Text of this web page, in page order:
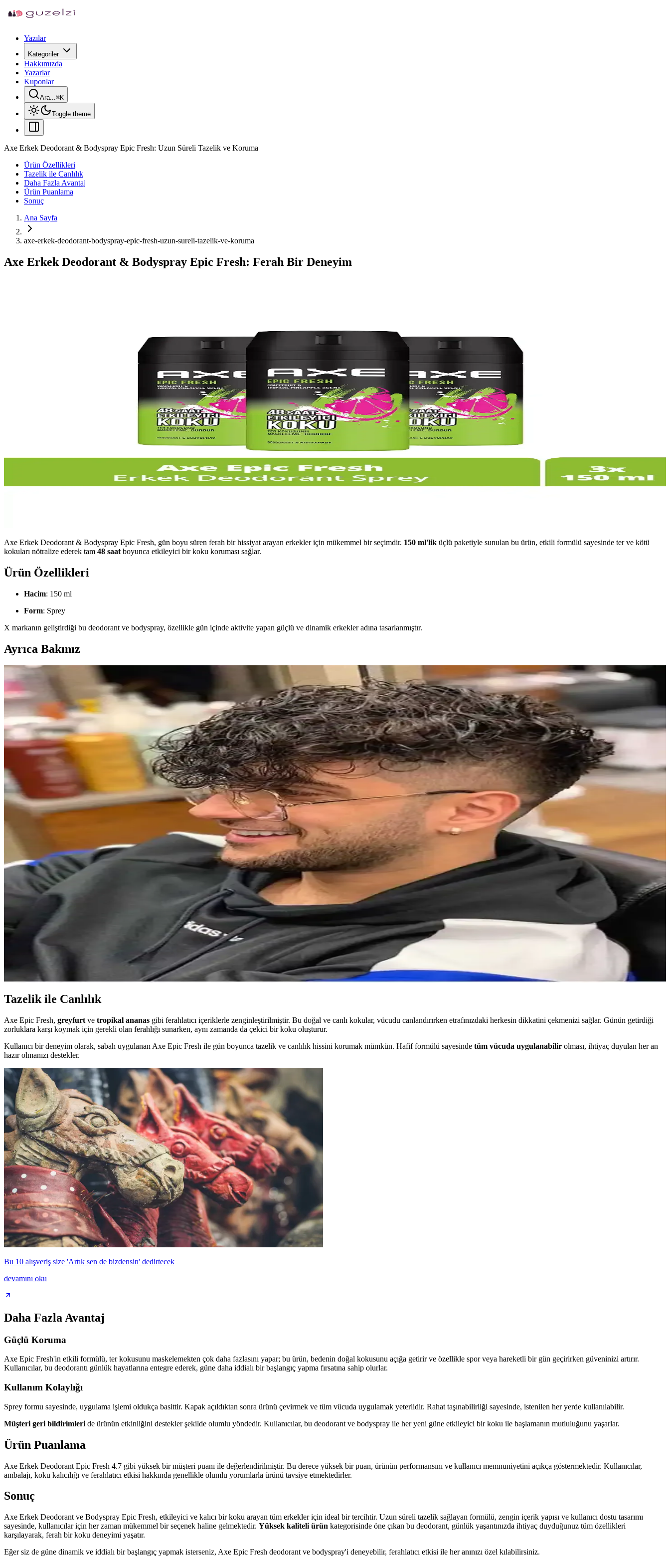
Yazılar
Kategoriler
Hakkımızda
Yazarlar
Kuponlar
Ara...⌘K
Toggle theme
Axe Erkek Deodorant & Bodyspray Epic Fresh: Uzun Süreli Tazelik ve Koruma
Ürün Özellikleri
Tazelik ile Canlılık
Daha Fazla Avantaj
Ürün Puanlama
Sonuç
Ana Sayfa
axe-erkek-deodorant-bodyspray-epic-fresh-uzun-sureli-tazelik-ve-koruma
Axe Erkek Deodorant & Bodyspray Epic Fresh: Ferah Bir Deneyim
Axe Erkek Deodorant & Bodyspray Epic Fresh, gün boyu süren ferah bir hissiyat arayan erkekler için mükemmel bir seçimdir. 150 ml'lik üçlü paketiyle sunulan bu ürün, etkili formülü sayesinde ter ve kötü
kokuları nötralize ederek tam 48 saat boyunca etkileyici bir koku koruması sağlar.
Ürün Özellikleri
Hacim: 150 ml
Form: Sprey
X markanın geliştirdiği bu deodorant ve bodyspray, özellikle gün içinde aktivite yapan güçlü ve dinamik erkekler adına tasarlanmıştır.
Ayrıca Bakınız
2024 Erkek Yüz Şekline Uygun Sakal ve Bakım Önerileri
2024 yılında yüz şekline uygun sakal stilleri ve bakım önerileriyle kişisel görünümünüzü geliştirin. Doğru sakal seçimi ve düzenli bakım, şıklığınızı artırır.
Clear Men Cool Sport Menthol Erkek Şampuanı: Kepeğe Karşı Uzun Süreli Koruma ve Ferahlatıcı Etki
Clear Men Cool Sport Menthol erkek şampuanı, 600 ml büyük boyutu ve etkili formülüyle saç derisini temizler, kepeğe karşı korur ve ferahlatıcı deneyim sunar.
Erkek Bileklikleri: Tarz ve Fonksiyonellik Arasında Denge Sağlayan Aksesuar Seçenekleri
Erkek bileklikleri, farklı tarz ve ihtiyaçlara uygun estetik ve fonksiyonel seçenekler sunar. Malzeme ve tasarım çeşitliliğiyle günlük ve özel kullanımlar için ideal alternatifler bulunur.
Modern Erkekler İçin Cesur ve Trend Saç Renkleri Rehberi 2023
Erkekler arasında cesur ve modern saç renkleri trendleri, bakım ipuçları ve renk seçimi önerileriyle kişisel tarzınızı öne çıkarın.
Popüler Erkek Parfümleri İncelemesi: Dior, Bvlgari, Zara ve Amouage Önerileri
Dior, Bvlgari, Zara ve Amouage gibi markaların erkek parfümleri, kullanıcı yorumları ve alternatifleriyle detaylı inceleniyor. Koku profilleri, performans ve deneme önerileri ele alınıyor.
Burberry Weekend Edt 100 Ml Erkek Parfümü: Ferah ve Odunsu Koku Profili ile Modern Tasarım
Burberry Weekend Edt erkekler için tasarlanmış, odunsu ve ferah koku profiliyle öne çıkan 100 ml'lik parfüm. Hafif yapısı ve kalıcılığıyla yaz aylarında ideal, şık tasarımıyla dikkat çeker.
Erkekler İçin Baharatlı Kokular: Mad P102 ve Erkek Parfüm Trendleri Analizi
Baharatlı erkek kokuları, sıcak ve yoğun aromalarıyla öne çıkarak, Mad P102 gibi ürünlerle kendine güven ve çekicilik sağlar, günlük ve özel kullanım için ideal seçenekler sunar.
Erkekler İçin Kestane Saç Renginin Doğal Çekiciliği ve Bakım İpuçları
Kestane saç rengi, doğal görünüm ve bakım kolaylığı sunar. Uygun ürünler ve bakım ipuçlarıyla saçlarınızın parlak ve sağlıklı kalmasını sağlayabilirsiniz.
Tazelik ile Canlılık
Axe Epic Fresh, greyfurt ve tropikal ananas gibi ferahlatıcı içeriklerle zenginleştirilmiştir. Bu doğal ve canlı kokular, vücudu canlandırırken etrafınızdaki herkesin dikkatini çekmenizi sağlar. Günün getirdiği
zorluklara karşı koymak için gerekli olan ferahlığı sunarken, aynı zamanda da çekici bir koku oluşturur.
Kullanıcı bir deneyim olarak, sabah uygulanan Axe Epic Fresh ile gün boyunca tazelik ve canlılık hissini korumak mümkün. Hafif formülü sayesinde tüm vücuda uygulanabilir olması, ihtiyaç duyulan her an
hazır olmanızı destekler.
Bu 10 alışveriş size 'Artık sen de bizdensin' dedirtecek
devamını oku
Daha Fazla Avantaj
Güçlü Koruma
Axe Epic Fresh'in etkili formülü, ter kokusunu maskelemekten çok daha fazlasını yapar; bu ürün, bedenin doğal kokusunu açığa getirir ve özellikle spor veya hareketli bir gün geçirirken güveninizi artırır.
Kullanıcılar, bu deodorantı günlük hayatlarına entegre ederek, güne daha iddialı bir başlangıç yapma fırsatına sahip olurlar.
Kullanım Kolaylığı
Sprey formu sayesinde, uygulama işlemi oldukça basittir. Kapak açıldıktan sonra ürünü çevirmek ve tüm vücuda uygulamak yeterlidir. Rahat taşınabilirliği sayesinde, istenilen her yerde kullanılabilir.
Müşteri geri bildirimleri de ürünün etkinliğini destekler şekilde olumlu yöndedir. Kullanıcılar, bu deodorant ve bodyspray ile her yeni güne etkileyici bir koku ile başlamanın mutluluğunu yaşarlar.
Ürün Puanlama
Axe Erkek Deodorant Epic Fresh 4.7 gibi yüksek bir müşteri puanı ile değerlendirilmiştir. Bu derece yüksek bir puan, ürünün performansını ve kullanıcı memnuniyetini açıkça göstermektedir. Kullanıcılar,
ambalajı, koku kalıcılığı ve ferahlatıcı etkisi hakkında genellikle olumlu yorumlarla ürünü tavsiye etmektedirler.
Sonuç
Axe Erkek Deodorant ve Bodyspray Epic Fresh, etkileyici ve kalıcı bir koku arayan tüm erkekler için ideal bir tercihtir. Uzun süreli tazelik sağlayan formülü, zengin içerik yapısı ve kullanıcı dostu tasarımı
sayesinde, kullanıcılar için her zaman mükemmel bir seçenek haline gelmektedir. Yüksek kaliteli ürün kategorisinde öne çıkan bu deodorant, günlük yaşantınızda ihtiyaç duyduğunuz tüm özellikleri
karşılayarak, ferah bir koku deneyimi yaşatır.
Eğer siz de güne dinamik ve iddialı bir başlangıç yapmak isterseniz, Axe Epic Fresh deodorant ve bodyspray'i deneyebilir, ferahlatıcı etkisi ile her anınızı özel kılabilirsiniz.